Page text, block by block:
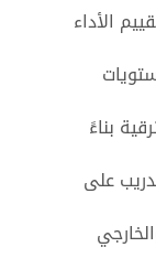
الأداء
بناءً
على